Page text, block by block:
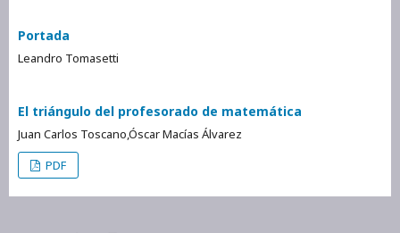
Portada
Leandro Tomasetti
El triángulo del profesorado de matemática
Juan Carlos Toscano,Óscar Macías Álvarez
PDF